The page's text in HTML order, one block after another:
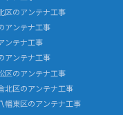
区のアンテナ工事
アンテナ工事
ンテナ工事
アンテナ工事
区のアンテナ工事
北区のアンテナ工事
幡東区のアンテナ工事